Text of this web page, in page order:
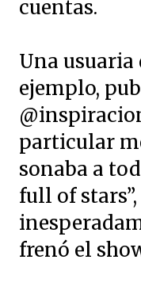
cuentas.
Una
ejemplo,
particular
sonaba a
full of
frenó el